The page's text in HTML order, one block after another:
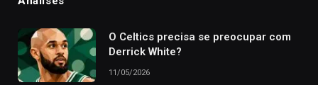
O Celtics precisa se preocupar com
Derrick White?
11/05/2026